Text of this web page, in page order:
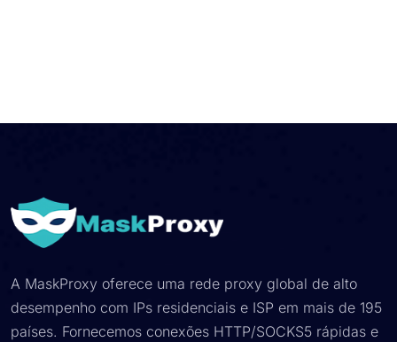
A MaskProxy oferece uma rede proxy global de alto
desempenho com IPs residenciais e ISP em mais de 195
países. Fornecemos conexões HTTP/SOCKS5 rápidas e